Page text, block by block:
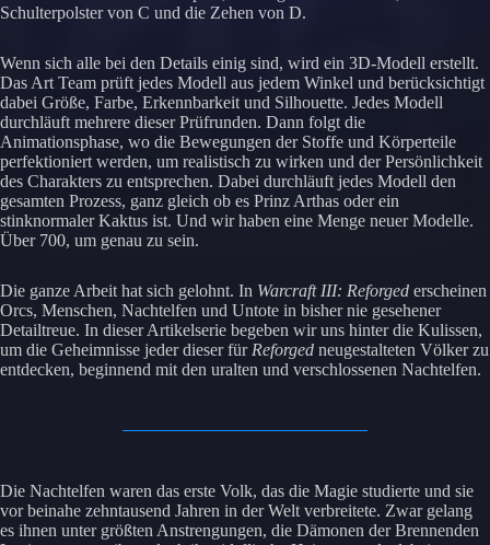
Schulterpolster von C und die Zehen von D.
Wenn sich alle bei den Details einig sind, wird ein 3D-Modell erstellt.
Das Art Team prüft jedes Modell aus jedem Winkel und berücksichtigt
dabei Größe, Farbe, Erkennbarkeit und Silhouette. Jedes Modell
durchläuft mehrere dieser Prüfrunden. Dann folgt die
Animationsphase, wo die Bewegungen der Stoffe und Körperteile
perfektioniert werden, um realistisch zu wirken und der Persönlichkeit
des Charakters zu entsprechen. Dabei durchläuft jedes Modell den
gesamten Prozess, ganz gleich ob es Prinz Arthas oder ein
stinknormaler Kaktus ist. Und wir haben eine Menge neuer Modelle.
Über 700, um genau zu sein.
Die ganze Arbeit hat sich gelohnt. In Warcraft III: Reforged erscheinen
Orcs, Menschen, Nachtelfen und Untote in bisher nie gesehener
Detailtreue. In dieser Artikelserie begeben wir uns hinter die Kulissen,
um die Geheimnisse jeder dieser für Reforged neugestalteten Völker zu
entdecken, beginnend mit den uralten und verschlossenen Nachtelfen.
Die Nachtelfen waren das erste Volk, das die Magie studierte und sie
vor beinahe zehntausend Jahren in der Welt verbreitete. Zwar gelang
es ihnen unter größten Anstrengungen, die Dämonen der Brennenden